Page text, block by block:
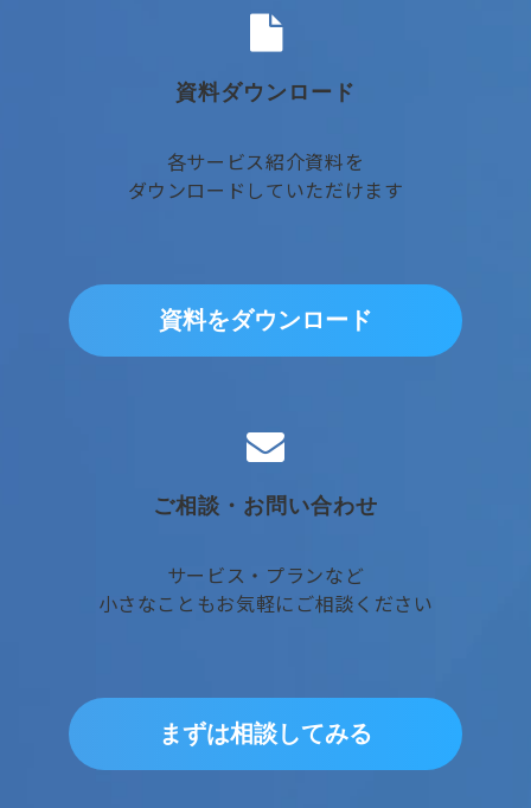
資料ダウンロード
各サービス紹介資料を
ダウンロードしていただけます
資料をダウンロード
ご相談・お問い合わせ
サービス・プランなど
小さなこともお気軽にご相談ください
まずは相談してみる